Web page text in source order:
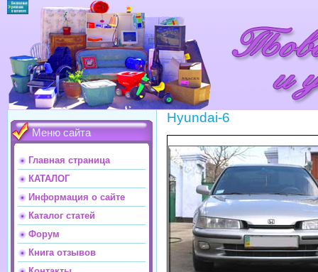
Меню сайта
Главная страница
КАТАЛОГ
Информация о сайте
Каталог статей
Форум
Книга отзывов
Hyundai-6